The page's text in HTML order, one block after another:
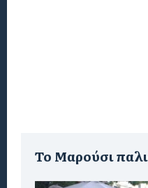
To Μαρούσι